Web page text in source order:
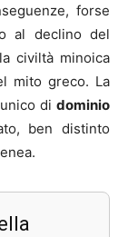
forse
al declino del
civiltà minoica
mito greco. La
di dominio
ben distinto